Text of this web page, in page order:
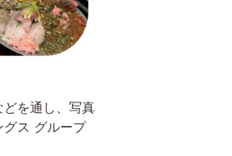
を通し、写真
ス グループ